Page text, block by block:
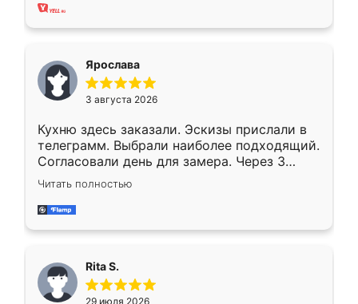
Ярослава
3 августа 2026
Кухню здесь заказали. Эскизы прислали в
телеграмм. Выбрали наиболее подходящий.
Согласовали день для замера. Через 3
недели кухня была уже готова. Остались
довольны работой. Спасибо Ренессанс
мебель за качественную работу!
Читать полностью
Rita S.
29 июля 2026